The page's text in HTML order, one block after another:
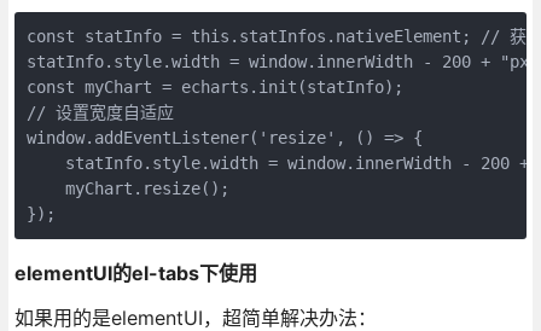
const statInfo = this.statInfos.nativeElement; // 获取
statInfo.style.width = window.innerWidth - 200 + "px";
const myChart = echarts.init(statInfo);
// 设置宽度自适应
window.addEventListener('resize', () => {
statInfo.style.width = window.innerWidth - 200 +
    myChart.resize();
});
elementUI的el-tabs下使用
如果用的是elementUI，超简单解决办法：